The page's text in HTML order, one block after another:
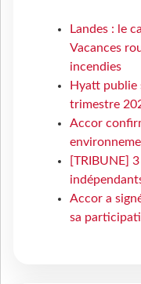
Landes : le
Vacances
incendies
Hyatt publie
trimestre
Accor
[TRIBUNE]
Accor a
sa